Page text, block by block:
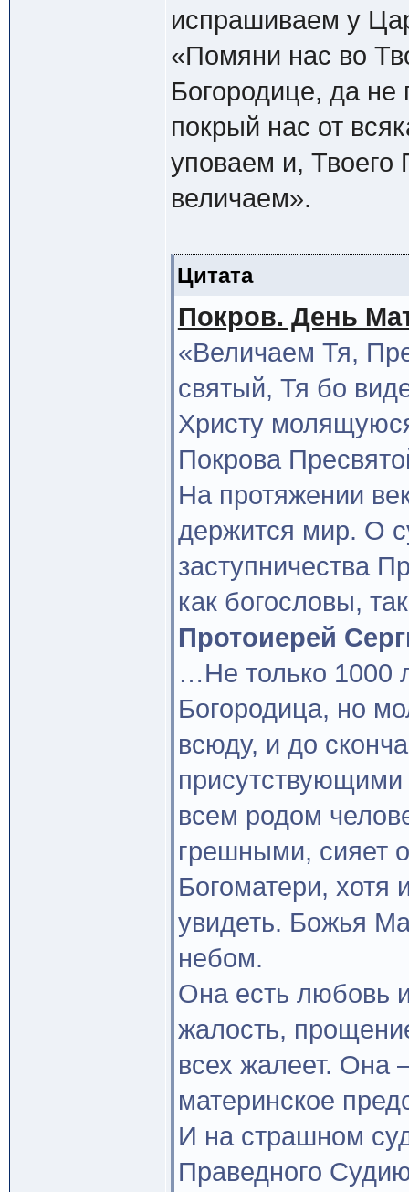
испрашиваем у
«Помяни нас во
Богородице, да не
покрый нас от
уповаем и, Твоего
величаем».
Цитата
Покров. День
«Величаем Тя,
святый, Тя бо
Христу
Покрова
На протяжении
держится мир. О
заступничества
как богословы,
Протоиерей
…Не только 1000
Богородица, но
всюду, и до
присутствующими
всем родом
грешными, сияет
Богоматери, хотя
увидеть. Божья
небом.
Она есть любовь
жалость,
всех жалеет. Она
материнское
И на страшном
Праведного